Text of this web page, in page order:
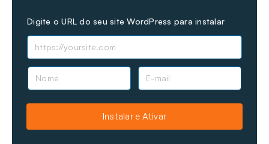
Digite o URL do seu site WordPress para instalar
o
-
Instalar e Ativar